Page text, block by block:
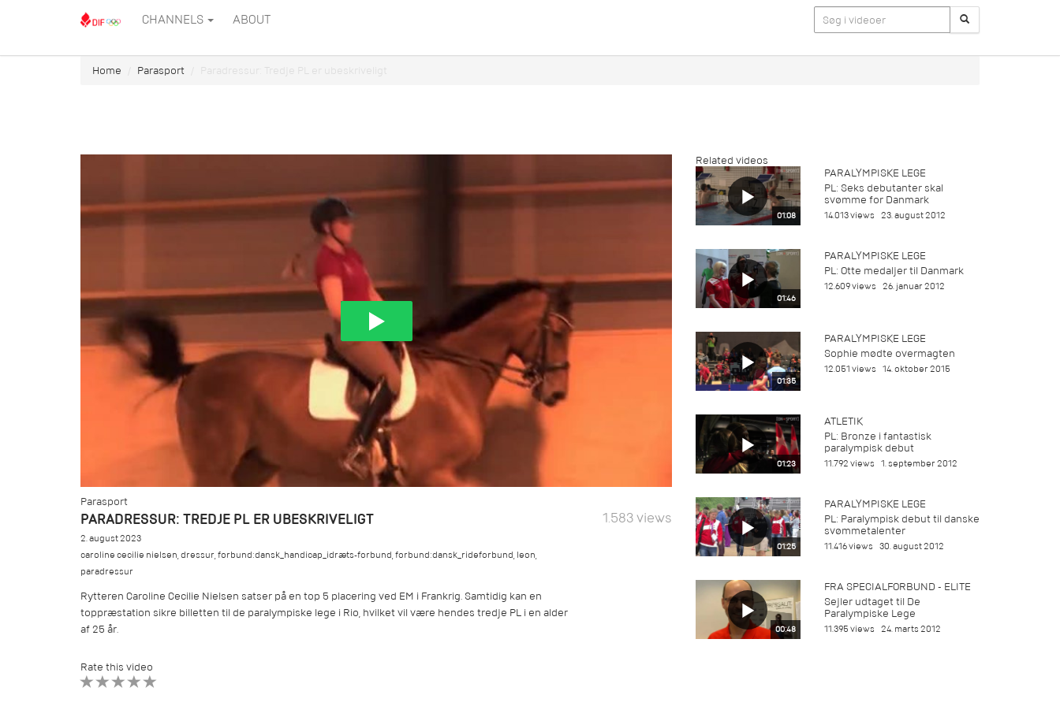
CHANNELS ABOUT
Home Parasport Paradressur: Tredje PL er ubeskriveligt
Parasport
PARADRESSUR: TREDJE PL ER UBESKRIVELIGT 1.583 views
2. august 2023
caroline cecilie nielsen,dressur,forbund:dansk_handicap_idræts-forbund,forbund:dansk_rideforbund,leon,
paradressur
Rytteren Caroline Cecilie Nielsen satser på en top 5 placering ved EM i Frankrig. Samtidig kan en
toppræstation sikre billetten til de paralympiske lege i Rio, hvilket vil være hendes tredje PL i en alder
af 25 år.
Rate this video
Related videos
01:08
PARALYMPISKE LEGE
PL: Seks debutanter skal
svømme for Danmark
14.013 views 23. august 2012
01:46
PARALYMPISKE LEGE
PL: Otte medaljer til Danmark
12.609 views 26. januar 2012
01:35
PARALYMPISKE LEGE
Sophie mødte overmagten
12.051 views 14. oktober 2015
01:23
ATLETIK
PL: Bronze i fantastisk
paralympisk debut
11.792 views 1. september 2012
01:25
PARALYMPISKE LEGE
PL: Paralympisk debut til danske
svømmetalenter
11.416 views 30. august 2012
00:48
FRA SPECIALFORBUND - ELITE
Sejler udtaget til De
Paralympiske Lege
11.395 views 24. marts 2012